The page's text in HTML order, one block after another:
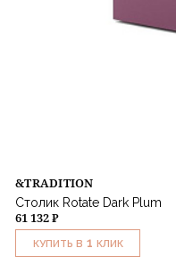
&TRADITION
Столик Rotate Dark Plum
61 132 ₽
КУПИТЬ В 1 КЛИК